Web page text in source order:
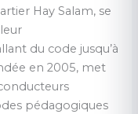
Hay Salam, se
du code jusqu’à
en 2005, met
pédagogiques